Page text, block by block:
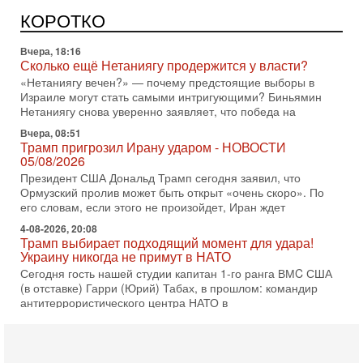
КОРОТКО
АХИ «Дракон», которую называют самой мощной
субмариной на Ближнем Востоке. Передача прошла на
Вчера, 18:16
Сколько ещё Нетаниягу продержится у власти?
«Нетаниягу вечен?» — почему предстоящие выборы в
Израиле могут стать самыми интригующими? Биньямин
Нетаниягу снова уверенно заявляет, что победа на
Вчера, 08:51
Трамп пригрозил Ирану ударом - НОВОСТИ
05/08/2026
Президент США Дональд Трамп сегодня заявил, что
Ормузский пролив может быть открыт «очень скоро». По
его словам, если этого не произойдет, Иран ждет
4-08-2026, 20:08
Трамп выбирает подходящий момент для удара!
Украину никогда не примут в НАТО
Сегодня гость нашей студии капитан 1-го ранга ВМC США
(в отставке) Гарри (Юрий) Табах, в прошлом: командир
антитеррористического центра НАТО в